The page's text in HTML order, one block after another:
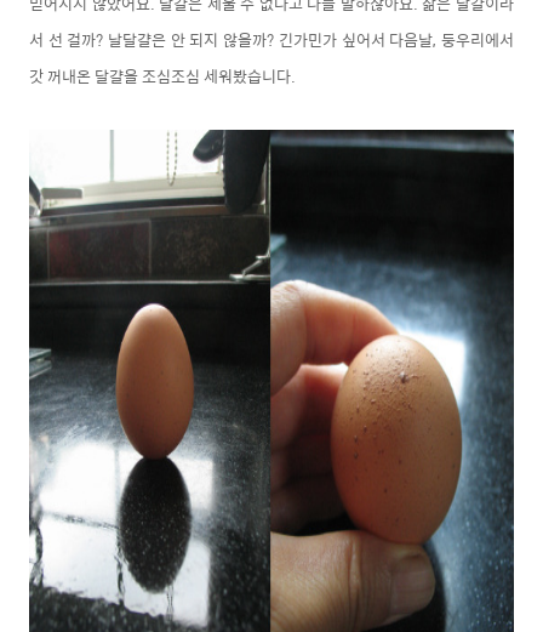
서 선 걸까? 날달걀은 안 되지 않을까? 긴가민가 싶어서 다음날, 둥우리에서
갓 꺼내온 달걀을 조심조심 세워봤습니다.